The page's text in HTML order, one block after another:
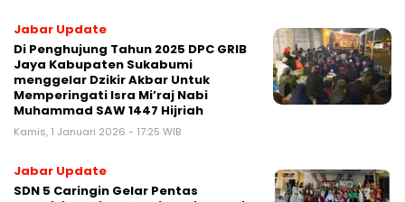
Jabar Update
Di Penghujung Tahun 2025 DPC GRIB
Jaya Kabupaten Sukabumi
menggelar Dzikir Akbar Untuk
Memperingati Isra Mi’raj Nabi
Muhammad SAW 1447 Hijriah
Kamis, 1 Januari 2026 - 17:25 WIB
Jabar Update
SDN 5 Caringin Gelar Pentas